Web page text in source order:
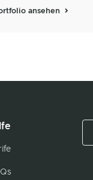
ansehen